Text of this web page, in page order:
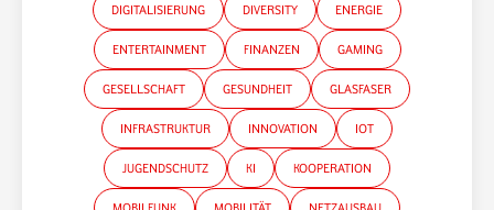
DIGITALISIERUNG DIVERSITY ENERGIE
ENTERTAINMENT FINANZEN GAMING
GESELLSCHAFT GESUNDHEIT GLASFASER
INFRASTRUKTUR INNOVATION IOT
JUGENDSCHUTZ KI KOOPERATION